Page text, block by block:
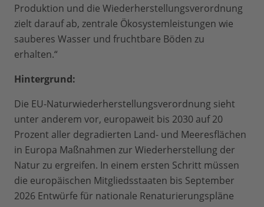
Produktion und die Wiederherstellungsverordnung
zielt darauf ab, zentrale Ökosystemleistungen wie
sauberes Wasser und fruchtbare Böden zu
erhalten.“
Hintergrund:
Die EU-Naturwiederherstellungsverordnung sieht
unter anderem vor, europaweit bis 2030 auf 20
Prozent aller degradierten Land- und Meeresflächen
in Europa Maßnahmen zur Wiederherstellung der
Natur zu ergreifen. In einem ersten Schritt müssen
die europäischen Mitgliedsstaaten bis September
2026 Entwürfe für nationale Renaturierungspläne